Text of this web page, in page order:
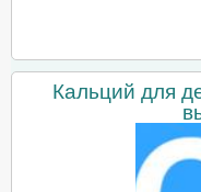
Кальций для